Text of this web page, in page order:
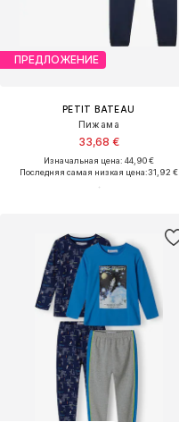
ПРЕДЛОЖЕНИЕ
PETIT BATEAU
Пижама
33,68 €
Изначальная цена: 44,90 €
Последняя самая низкая цена:31,92 €